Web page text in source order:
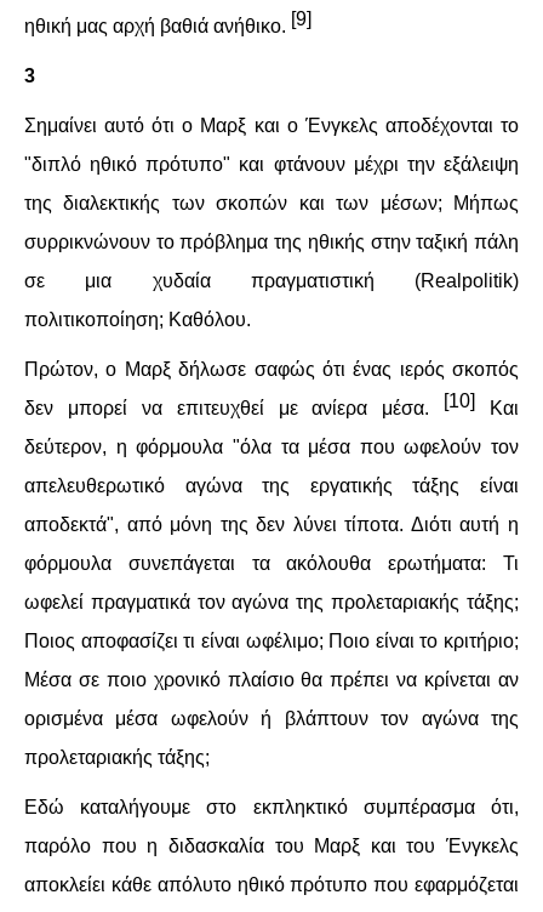
ηθική μας αρχή βαθιά ανήθικο. [9]
3
Σημαίνει αυτό ότι ο Μαρξ και ο Ένγκελς αποδέχονται το
"διπλό ηθικό πρότυπο" και φτάνουν μέχρι την εξάλειψη
της διαλεκτικής των σκοπών και των μέσων; Μήπως
συρρικνώνουν το πρόβλημα της ηθικής στην ταξική πάλη
σε μια χυδαία πραγματιστική (Realpolitik)
πολιτικοποίηση; Καθόλου.
Πρώτον, ο Μαρξ δήλωσε σαφώς ότι ένας ιερός σκοπός
δεν μπορεί να επιτευχθεί με ανίερα μέσα.
[10]
Και
δεύτερον, η φόρμουλα "όλα τα μέσα που ωφελούν τον
απελευθερωτικό αγώνα της εργατικής τάξης είναι
αποδεκτά", από μόνη της δεν λύνει τίποτα. Διότι αυτή η
φόρμουλα συνεπάγεται τα ακόλουθα ερωτήματα: Τι
ωφελεί πραγματικά τον αγώνα της προλεταριακής τάξης;
Ποιος αποφασίζει τι είναι ωφέλιμο; Ποιο είναι το κριτήριο;
Μέσα σε ποιο χρονικό πλαίσιο θα πρέπει να κρίνεται αν
ορισμένα μέσα ωφελούν ή βλάπτουν τον αγώνα της
προλεταριακής τάξης;
Εδώ καταλήγουμε στο εκπληκτικό συμπέρασμα ότι,
παρόλο που η διδασκαλία του Μαρξ και του Ένγκελς
αποκλείει κάθε απόλυτο ηθικό πρότυπο που εφαρμόζεται